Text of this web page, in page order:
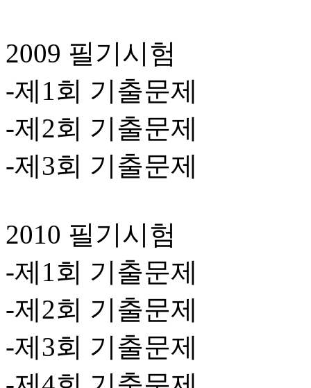
2009 필기시험
-제1회 기출문제
-제2회 기출문제
-제3회 기출문제
2010 필기시험
-제1회 기출문제
-제2회 기출문제
-제3회 기출문제